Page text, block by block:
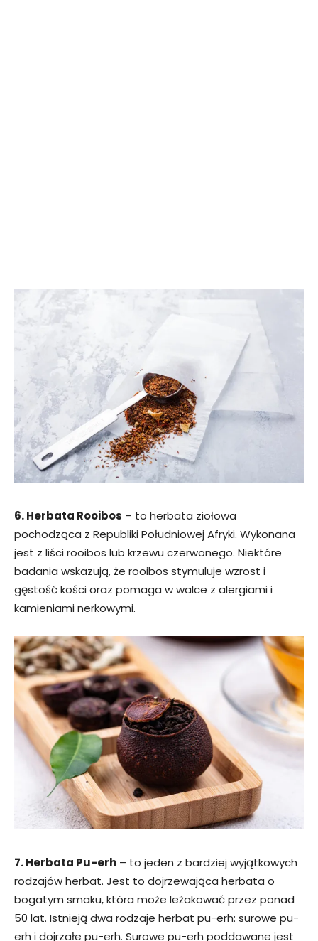
6. Herbata Rooibos – to herbata ziołowa
pochodząca z Republiki Południowej Afryki. Wykonana
jest z liści rooibos lub krzewu czerwonego. Niektóre
badania wskazują, że rooibos stymuluje wzrost i
gęstość kości oraz pomaga w walce z alergiami i
kamieniami nerkowymi.
7. Herbata Pu-erh – to jeden z bardziej wyjątkowych
rodzajów herbat. Jest to dojrzewająca herbata o
bogatym smaku, która może leżakować przez ponad
50 lat. Istnieją dwa rodzaje herbat pu-erh: surowe pu-
erh i dojrzałe pu-erh. Surowe pu-erh poddawane jest